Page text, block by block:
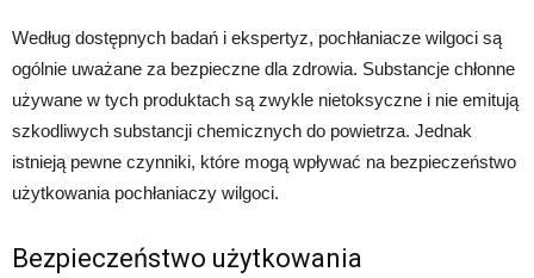
Według dostępnych badań i ekspertyz, pochłaniacze wilgoci są
ogólnie uważane za bezpieczne dla zdrowia. Substancje chłonne
używane w tych produktach są zwykle nietoksyczne i nie emitują
szkodliwych substancji chemicznych do powietrza. Jednak
istnieją pewne czynniki, które mogą wpływać na bezpieczeństwo
użytkowania pochłaniaczy wilgoci.
Bezpieczeństwo użytkowania